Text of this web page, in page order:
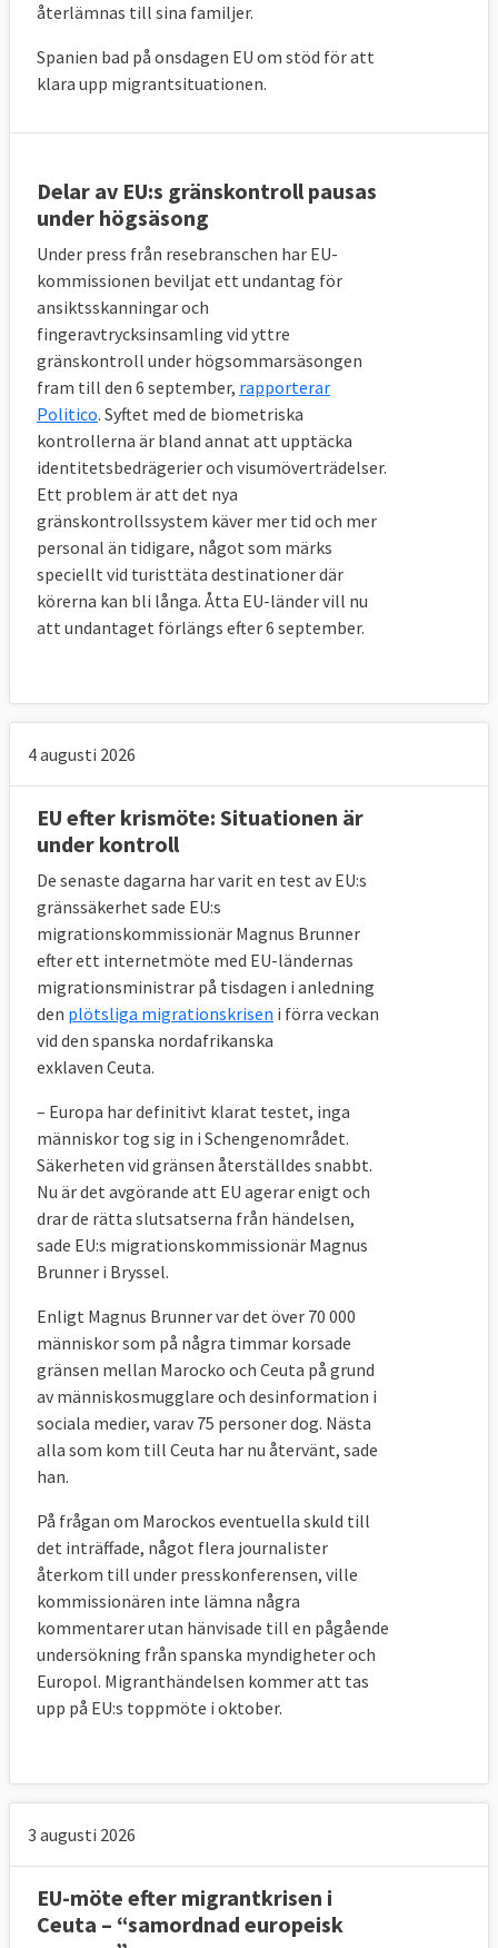
har åtta månader på sig att kontakta deras
emot. Om EU-landet efter de åtta
månaderna inte lyckats avvisa migranterna
får de själva ta emot dem till dess
I krissituationer
Kommissionen lägger även fram ett förslag
om hur asyl- och migrationspolitiken ska
står rustat mot eventuell framtida stora
tillströmningar av migranter till EU eller vid
andra kriser som coronapandemin. Det ska
vara upp till kommissionen att avgöra
huruvida det faktiskt rör sig om ett krisläge
eller ej. Givet att så är fallet vill kommission
utöka omfördelningen av flyktingar att även
omfatta alla asylsökande som exempelvis
personer inom så de kallade
gränsförfarandena. EU-länderna måste
antingen ta emot flyktingar eller åta sig att
avvisa dem utan skyddsbehov – alternativet
Man ska även omedelbart kunna bevilja en
grupp personer med skyddsbehov ett
tillfälligt skydd i EU-länderna.
Lagliga vägar in
Kommissionen vill utvidga antalet så kallade
FN-flyktingar som vidarebosätts i EU-
länderna. Man lanserar även ett förslag där
lokala organisationer eller grupper som
kyrkor ska kunna ta emot flyktingar, ett
förslag inspirerat av Kanada och Irland.
Sedan tidigare finns ett förslag om så
kallade blåkort med uppehållstillstånd för
eftertraktad arbetskraft.
I början av 2021 ska kommissionen lägga
fram fler förslag inom asyl- och
migrationspolitiken. Det rör sig bland annat
om en handlingsplan mot smuggling av
arbetsgivare som anställer olagliga
migranter och inleda samarbeten med
ursprungs- och transitländer.
PROBLEMET – Vad ska lösas?
Flyktingkrisen hösten 2015 visade enligt EU-
kommissionen på framförallt två brister i
EU:s nuvarande asylsystem. Dels att ett
fåtal medlemsländer fick ta ansvar för en
stor majoritet av de asylsökande, däribland
Sverige. Och dels att asylsökande inte
behandlades lika i alla EU-länder vilket
förslag om en ny migrationspolitik 2016.
lyckades komma överens lade
kommissionen 2020 fram ett nytt förslag
återlämnas till sina familjer.
Spanien bad på onsdagen EU om stöd för att
klara upp migrantsituationen.
Delar av EU:s gränskontroll pausas
under högsäsong
Under press från resebranschen har EU-
kommissionen beviljat ett undantag för
ansiktsskanningar och
fingeravtrycksinsamling vid yttre
gränskontroll under högsommarsäsongen
fram till den 6 september, rapporterar
Politico. Syftet med de biometriska
kontrollerna är bland annat att upptäcka
identitetsbedrägerier och visumöverträdelser.
Ett problem är att det nya
gränskontrollssystem käver mer tid och mer
personal än tidigare, något som märks
speciellt vid turisttäta destinationer där
körerna kan bli långa. Åtta EU-länder vill nu
att undantaget förlängs efter 6 september.
4 augusti 2026
EU efter krismöte: Situationen är
under kontroll
De senaste dagarna har varit en test av EU:s
gränssäkerhet sade EU:s
migrationskommissionär Magnus Brunner
efter ett internetmöte med EU-ländernas
migrationsministrar på tisdagen i anledning
den plötsliga migrationskrisen i förra veckan
vid den spanska nordafrikanska
exklaven Ceuta.
– Europa har definitivt klarat testet, inga
människor tog sig in i Schengenområdet.
Säkerheten vid gränsen återställdes snabbt.
Nu är det avgörande att EU agerar enigt och
drar de rätta slutsatserna från händelsen,
sade EU:s migrationskommissionär Magnus
Brunner i Bryssel.
Enligt Magnus Brunner var det över 70 000
människor som på några timmar korsade
gränsen mellan Marocko och Ceuta på grund
av människosmugglare och desinformation i
sociala medier, varav 75 personer dog. Nästa
alla som kom till Ceuta har nu återvänt, sade
han.
På frågan om Marockos eventuella skuld till
det inträffade, något flera journalister
återkom till under presskonferensen, ville
kommissionären inte lämna några
kommentarer utan hänvisade till en pågående
undersökning från spanska myndigheter och
Europol. Migranthändelsen kommer att tas
upp på EU:s toppmöte i oktober.
3 augusti 2026
EU-möte efter migrantkrisen i
Ceuta – “samordnad europeisk